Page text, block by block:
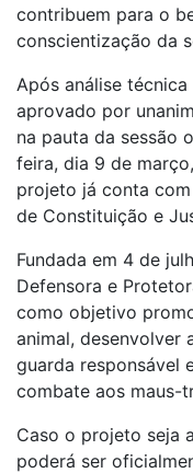
contribuem para o
conscientização da
Após análise
aprovado por
na pauta da sessão
feira, dia 9 de
projeto já conta
de Constituição e
Fundada em 4 de
Defensora e
como objetivo
animal, desenvolver
guarda responsável
combate aos maus-
Caso o projeto seja
poderá ser